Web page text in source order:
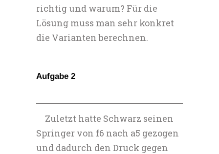
richtig und warum? Für die
Lösung muss man sehr konkret
die Varianten berechnen.
Aufgabe 2
Zuletzt hatte Schwarz seinen
Springer von f6 nach a5 gezogen
und dadurch den Druck gegen